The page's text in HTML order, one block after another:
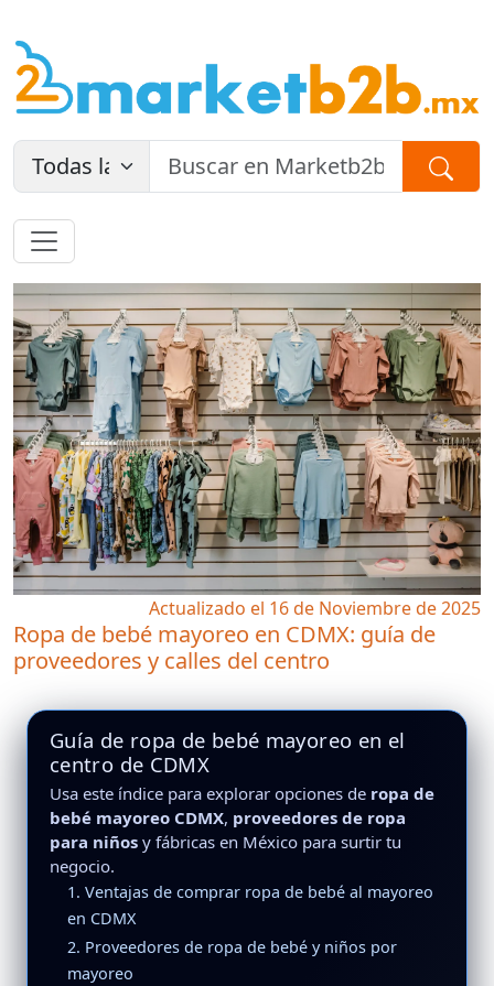
Actualizado el 16 de Noviembre de 2025
Ropa de bebé mayoreo en CDMX: guía de
proveedores y calles del centro
Guía de ropa de bebé mayoreo en el
centro de CDMX
Usa este índice para explorar opciones de ropa de
bebé mayoreo CDMX, proveedores de ropa
para niños y fábricas en México para surtir tu
negocio.
1. Ventajas de comprar ropa de bebé al mayoreo
en CDMX
2. Proveedores de ropa de bebé y niños por
mayoreo